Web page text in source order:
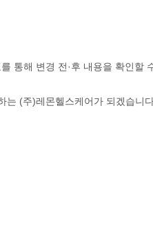
통해 변경 전·후 내용을 확인할
는 (주)레몬헬스케어가 되겠습니